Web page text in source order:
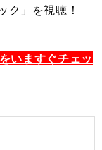
ク」を視聴！
いますぐチェッ